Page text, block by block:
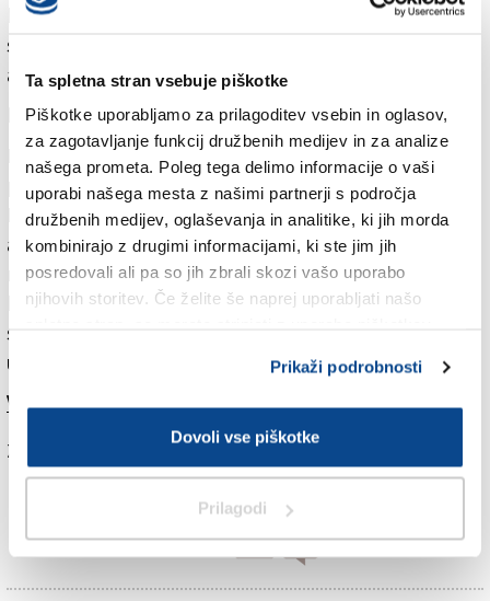
Ta spletna stran vsebuje piškotke
Piškotke uporabljamo za prilagoditev vsebin in oglasov,
za zagotavljanje funkcij družbenih medijev in za analize
našega prometa. Poleg tega delimo informacije o vaši
uporabi našega mesta z našimi partnerji s področja
družbenih medijev, oglaševanja in analitike, ki jih morda
kombinirajo z drugimi informacijami, ki ste jim jih
posredovali ali pa so jih zbrali skozi vašo uporabo
njihovih storitev. Če želite še naprej uporabljati našo
Prikaži podrobnosti
Dovoli vse piškotke
Prilagodi
kot sta tista z dosedanjim direktorjem Slovenskega
stalnega gledališča Danijelom Malalanom in
arhitektom Dimitrijem Waltritschem.
Nagrajena za bogatitev arhitekturne kulture
Revija Outsider izhaja štirikrat letno, njen spletni
portal pa je ažuriran dnevno. Leta 2017 je prejela
Plečnikovo medaljo za prispevek k bogatitvi
arhitekturne kulture. Kot so zapisali v utemeljitvi, si
revija in spletni portal prizadevata za poznavalski in
hkrati distanciran pogled na prostor. Od leta 2020
skrbi tudi za Plečnikovo trafiko nasproti Narodne in
univerzitetne knjižnice v Ljubljani.
Več v današnjem (sredinem) Primorskem dnevniku
Za branje in pisanje komentarjevje potrebna prijava